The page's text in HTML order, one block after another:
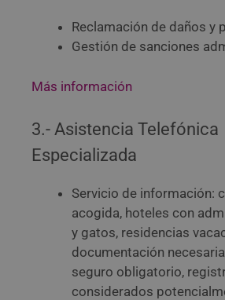
Reclamación de daños y
Gestión de sanciones
Más información
3.- Asistencia Telefónica
Especializada
Servicio de información:
acogida, hoteles con
y gatos, residencias
documentación
seguro obligatorio,
considerados